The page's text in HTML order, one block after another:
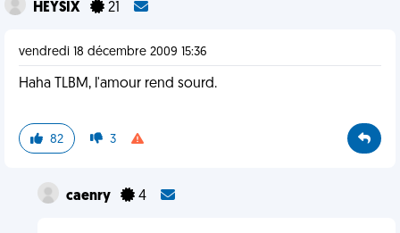
HEYSIX 21
vendredi 18 décembre 2009 15:36
Haha TLBM, l'amour rend sourd.
82 3
caenry 4